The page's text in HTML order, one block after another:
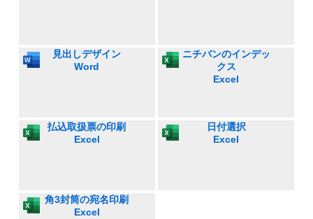
見出しデザイン
Word
ニチバンのインデッ
クス
Excel
払込取扱票の印刷
Excel
日付選択
Excel
角3封筒の宛名印刷
Excel